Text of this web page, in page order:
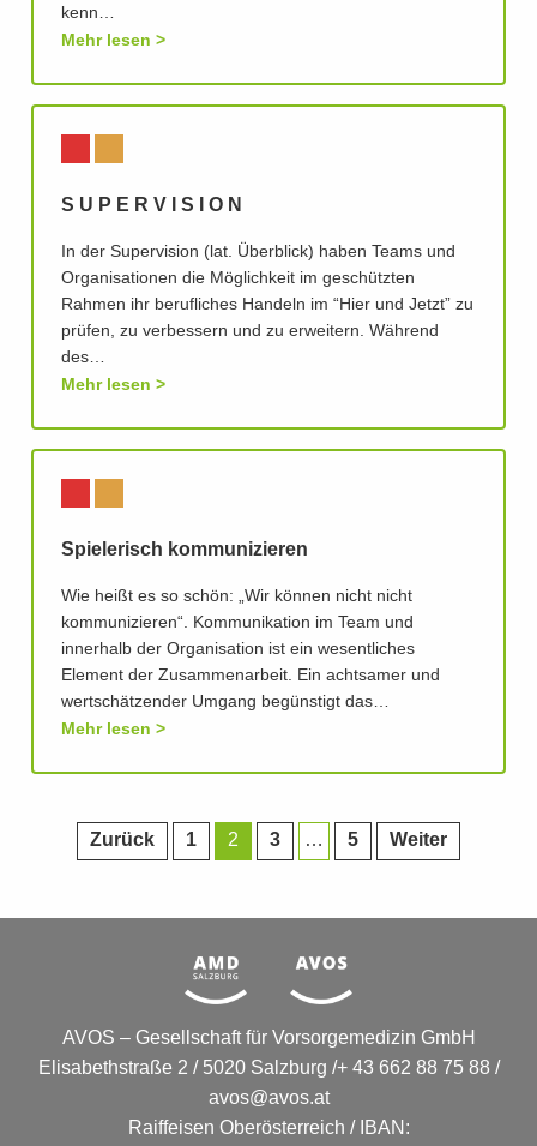
kenn…
Mehr lesen
S U P E R V I S I O N
In der Supervision (lat. Überblick) haben Teams und
Organisationen die Möglichkeit im geschützten
Rahmen ihr berufliches Handeln im “Hier und Jetzt” zu
prüfen, zu verbessern und zu erweitern. Während
des…
Mehr lesen
Spielerisch kommunizieren
Wie heißt es so schön: „Wir können nicht nicht
kommunizieren“. Kommunikation im Team und
innerhalb der Organisation ist ein wesentliches
Element der Zusammenarbeit. Ein achtsamer und
wertschätzender Umgang begünstigt das…
Mehr lesen
Zurück 1 2 3 … 5 Weiter
AVOS – Gesellschaft für Vorsorgemedizin GmbH
Elisabethstraße 2 / 5020 Salzburg /+ 43 662 88 75 88 /
avos@avos.at
Raiffeisen Oberösterreich / IBAN: